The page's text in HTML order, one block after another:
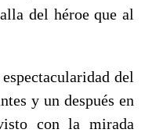
del héroe que al
del
y un después en
con la mirada